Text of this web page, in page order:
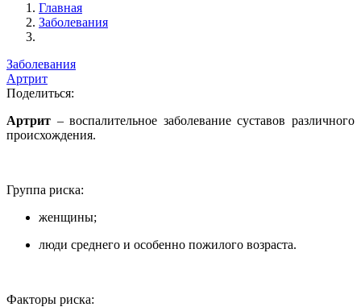
Главная
Заболевания
Заболевания
Артрит
Поделиться:
Артрит – воспалительное заболевание суставов различного
происхождения.
Группа риска:
женщины;
люди среднего и особенно пожилого возраста.
Факторы риска: